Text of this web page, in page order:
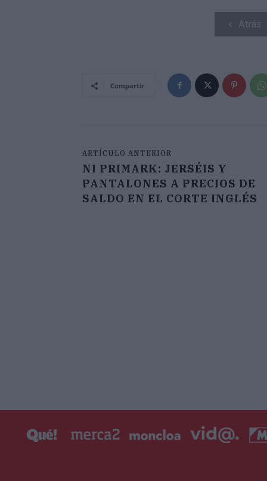
Atrás
Compartir
ARTÍCULO ANTERIOR
NI PRIMARK: JERSÉIS Y
PANTALONES A PRECIOS DE
SALDO EN EL CORTE INGLÉS